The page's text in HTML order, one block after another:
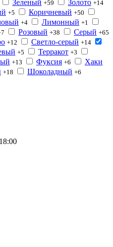
Зеленый +59 Золото +14
+5 Коричневый +50
+4 Лимонный +1
Розовый +38 Серый +65
+12 Светло-серый +14
+5 Терракот +3
+13 Фуксия +6 Хаки
+18 Шоколадный +6